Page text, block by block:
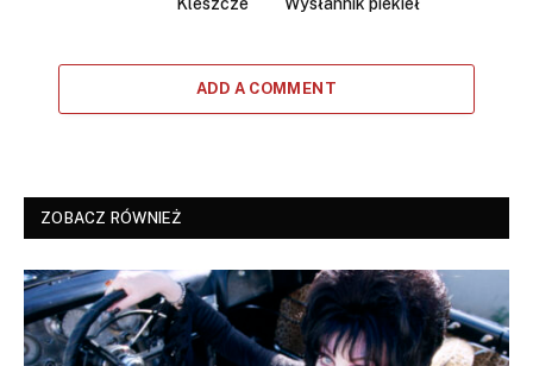
ADD A COMMENT
ZOBACZ RÓWNIEŻ